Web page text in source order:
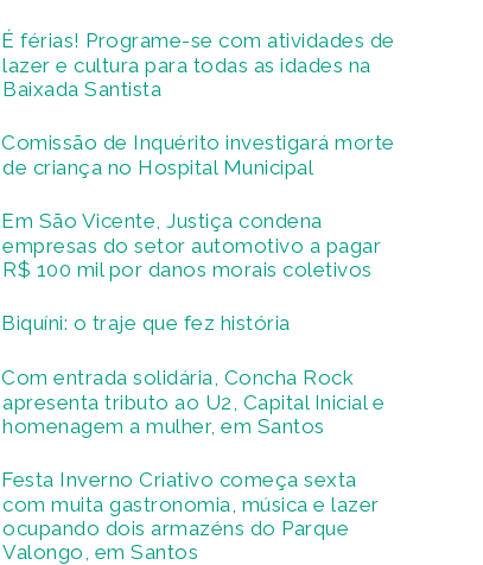
É férias! Programe-se com atividades de
lazer e cultura para todas as idades na
Baixada Santista
Comissão de Inquérito investigará morte
de criança no Hospital Municipal
Em São Vicente, Justiça condena
empresas do setor automotivo a pagar
R$ 100 mil por danos morais coletivos
Biquíni: o traje que fez história
Com entrada solidária, Concha Rock
apresenta tributo ao U2, Capital Inicial e
homenagem a mulher, em Santos
Festa Inverno Criativo começa sexta
com muita gastronomia, música e lazer
ocupando dois armazéns do Parque
Valongo, em Santos